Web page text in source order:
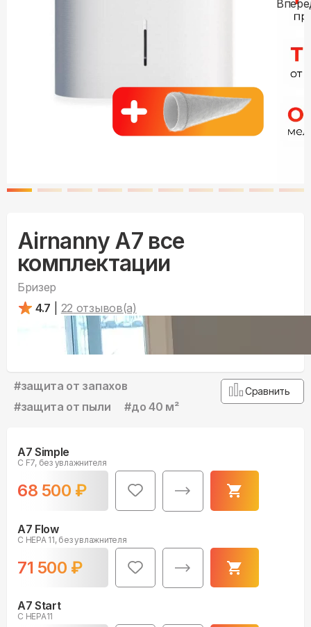
Airnanny A7 все
комплектации
Бризер
4.7
22 отзывов(а)
#защита от запахов
#защита от пыли #до 40 м²
Сравнить
A7 Simple
С F7, без увлажнителя
68 500 ₽
A7 Flow
С HEPA 11, без увлажнителя
71 500 ₽
A7 Start
С HEPA11